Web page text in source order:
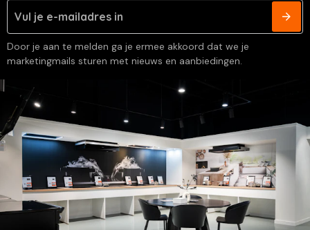
Door je aan te melden ga je ermee akkoord dat we je
marketingmails sturen met nieuws en aanbiedingen.